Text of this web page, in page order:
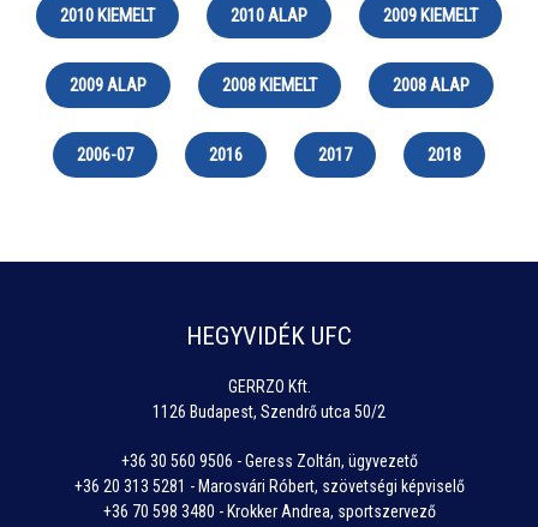
2010 KIEMELT 2010 ALAP 2009 KIEMELT
2009 ALAP 2008 KIEMELT 2008 ALAP
2006-07 2016 2017 2018
HEGYVIDÉK UFC
GERRZO Kft.
1126 Budapest, Szendrő utca 50/2
+36 30 560 9506 - Geress Zoltán, ügyvezető
+36 20 313 5281 - Marosvári Róbert, szövetségi képviselő
+36 70 598 3480 - Krokker Andrea, sportszervező